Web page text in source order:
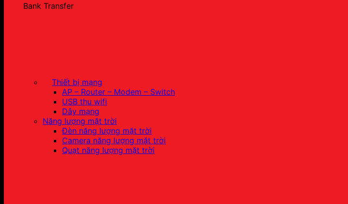
Bank Transfer
Thiết bị mạng
AP – Router – Modem – Switch
USB thu wifi
Dây mạng
Năng lượng mặt trời
Đèn năng lượng mặt trời
Camera năng lượng mặt trời
Quạt năng lượng mặt trời